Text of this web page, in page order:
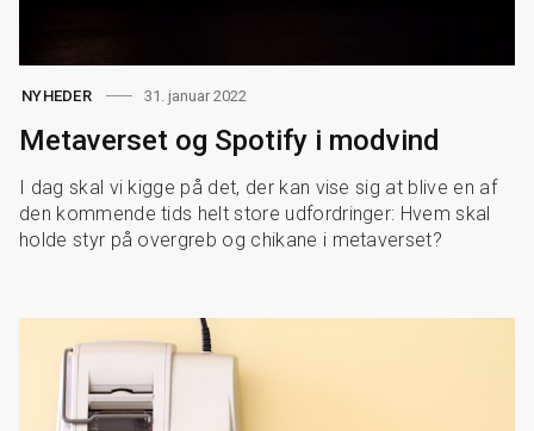
NYHEDER 31. januar 2022
Metaverset og Spotify i modvind
I dag skal vi kigge på det, der kan vise sig at blive en af
den kommende tids helt store udfordringer: Hvem skal
holde styr på overgreb og chikane i metaverset?